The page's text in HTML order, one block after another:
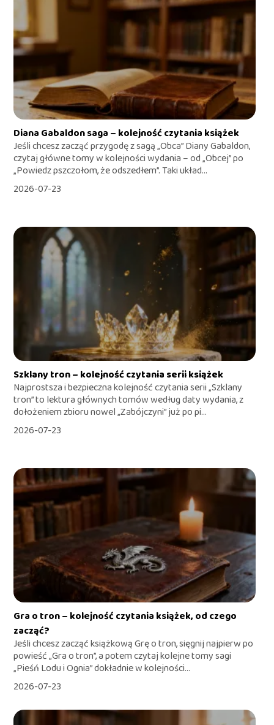
Diana Gabaldon saga – kolejność czytania książek
Jeśli chcesz zacząć przygodę z sagą „Obca” Diany Gabaldon,
czytaj główne tomy w kolejności wydania – od „Obcej” po
„Powiedz pszczołom, że odszedłem”. Taki układ...
2026-07-23
Szklany tron – kolejność czytania serii książek
Najprostsza i bezpieczna kolejność czytania serii „Szklany
tron” to lektura głównych tomów według daty wydania, z
dołożeniem zbioru nowel „Zabójczyni” już po pi...
2026-07-23
Gra o tron – kolejność czytania książek, od czego
zacząć?
Jeśli chcesz zacząć książkową Grę o tron, sięgnij najpierw po
powieść „Gra o tron”, a potem czytaj kolejne tomy sagi
„Pieśń Lodu i Ognia” dokładnie w kolejności...
2026-07-23